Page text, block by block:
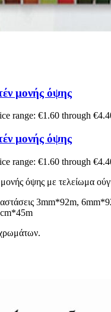
μονής όψης
range: €1.60 through
μονής όψης
range: €1.60 through
όψης με τελείωμα
3mm*92m,
χρωμάτων.